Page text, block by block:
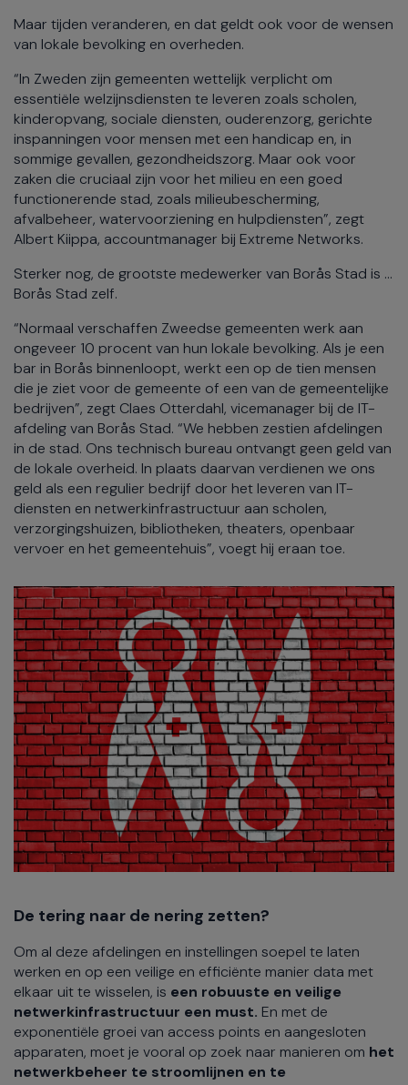
Maar tijden veranderen, en dat geldt ook voor de wensen
van lokale bevolking en overheden.
“In Zweden zijn gemeenten wettelijk verplicht om
essentiële welzijnsdiensten te leveren zoals scholen,
kinderopvang, sociale diensten, ouderenzorg, gerichte
inspanningen voor mensen met een handicap en, in
sommige gevallen, gezondheidszorg. Maar ook voor
zaken die cruciaal zijn voor het milieu en een goed
functionerende stad, zoals milieubescherming,
afvalbeheer, watervoorziening en hulpdiensten”, zegt
Albert Kiippa, accountmanager bij Extreme Networks.
Sterker nog, de grootste medewerker van Borås Stad is …
Borås Stad zelf.
“Normaal verschaffen Zweedse gemeenten werk aan
ongeveer 10 procent van hun lokale bevolking. Als je een
bar in Borås binnenloopt, werkt een op de tien mensen
die je ziet voor de gemeente of een van de gemeentelijke
bedrijven”, zegt Claes Otterdahl, vicemanager bij de IT-
afdeling van Borås Stad. “We hebben zestien afdelingen
in de stad. Ons technisch bureau ontvangt geen geld van
de lokale overheid. In plaats daarvan verdienen we ons
geld als een regulier bedrijf door het leveren van IT-
diensten en netwerkinfrastructuur aan scholen,
verzorgingshuizen, bibliotheken, theaters, openbaar
vervoer en het gemeentehuis”, voegt hij eraan toe.
De tering naar de nering zetten?
Om al deze afdelingen en instellingen soepel te laten
werken en op een veilige en efficiënte manier data met
elkaar uit te wisselen, is een robuuste en veilige
netwerkinfrastructuur een must. En met de
exponentiële groei van access points en aangesloten
apparaten, moet je vooral op zoek naar manieren om het
netwerkbeheer te stroomlijnen en te